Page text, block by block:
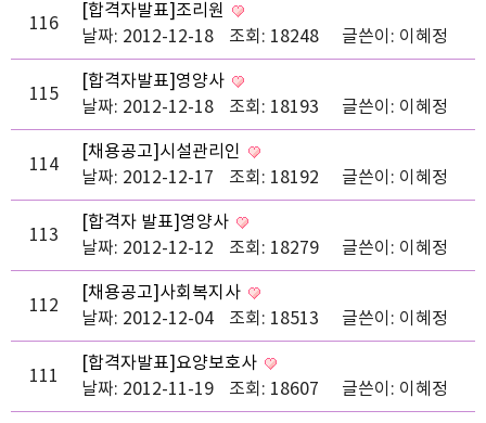
116
[합격자발표]조리원
날짜: 2012-12-18
조회: 18248 글쓴이: 이혜정
115
[합격자발표]영양사
날짜: 2012-12-18
조회: 18193 글쓴이: 이혜정
114
[채용공고]시설관리인
날짜: 2012-12-17
조회: 18192 글쓴이: 이혜정
113
[합격자 발표]영양사
날짜: 2012-12-12
조회: 18279 글쓴이: 이혜정
112
[채용공고]사회복지사
날짜: 2012-12-04
조회: 18513 글쓴이: 이혜정
111
[합격자발표]요양보호사
날짜: 2012-11-19
조회: 18607 글쓴이: 이혜정